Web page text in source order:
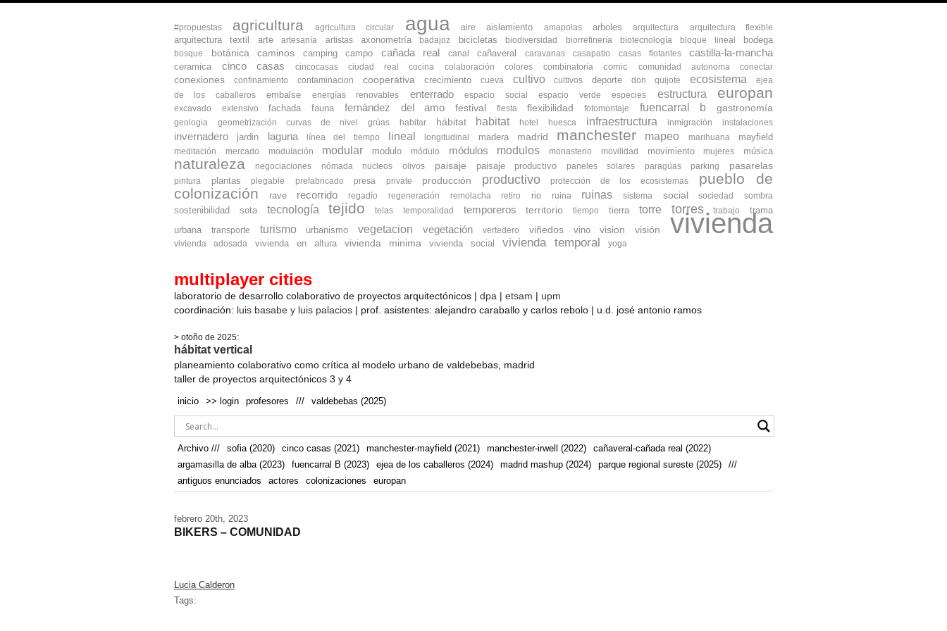
#propuestas agricultura agricultura circular agua aire aislamiento amapolas arboles arquitectura arquitectura flexible
arquitectura textil arte artesanía artistas axonometría badajoz bicicletas biodiversidad biorrefinería biotecnología bloque lineal bodega
bosque botánica caminos camping campo cañada real canal cañaveral caravanas casapatio casas flotantes castilla-la-mancha
ceramica cinco casas cincocasas ciudad real cocina colaboración colores combinatoria comic comunidad autonoma conectar
conexiones confinamiento contaminacion cooperativa crecimiento cueva cultivo cultivos deporte don quijote ecosistema
ejea
de los caballeros
embalse energías renovables enterrado espacio social espacio verde especies estructura europan
excavado extensivo fachada fauna fernández del amo festival fiesta flexibilidad fotomontaje fuencarral b gastronomía
geologia geometrización curvas de nivel grúas habitar hábitat habitat hotel huesca infraestructura inmigración instalaciones
invernadero jardin laguna línea del tiempo lineal longitudinal madera madrid manchester mapeo marihuana mayfield
meditación mercado modulación modular modulo módulo módulos modulos monasterio movilidad movimiento mujeres música
naturaleza negociaciones nómada nucleos olivos paisaje paisaje productivo paneles solares paragüas parking pasarelas
pintura plantas plegable prefabricado presa private producción productivo protección de los ecosistemas
pueblo de
colonización
rave recorrido regadío regeneración remolacha retiro rio ruina ruinas sistema social sociedad sombra
sostenibilidad sota tecnología tejido telas temporalidad temporeros territorio tiempo tierra torre torres trabajo
trama
urbana
transporte turismo urbanismo vegetacion vegetación vertedero viñedos vino vision visión vivienda
vivienda adosada vivienda en altura vivienda minima vivienda social vivienda temporal yoga
multiplayer cities
laboratorio de desarrollo colaborativo de proyectos arquitectónicos | dpa | etsam | upm
coordinación: luis basabe y luis palacios | prof. asistentes: alejandro caraballo y carlos rebolo | u.d. josé antonio ramos
> otoño de 2025:
hábitat vertical
planeamiento colaborativo como crítica al modelo urbano de valdebebas, madrid
taller de proyectos arquitectónicos 3 y 4
inicio >> login profesores /// valdebebas (2025)
Archivo /// sofia (2020) cinco casas (2021) manchester-mayfield (2021) manchester-irwell (2022)
cañaveral-cañada real (2022)
argamasilla de alba (2023)
fuencarral B (2023) ejea de los caballeros (2024) madrid mashup (2024) parque regional sureste (2025)
///
antiguos enunciados
actores colonizaciones europan
febrero 20th, 2023
BIKERS – COMUNIDAD
Lucia Calderon
Tags: